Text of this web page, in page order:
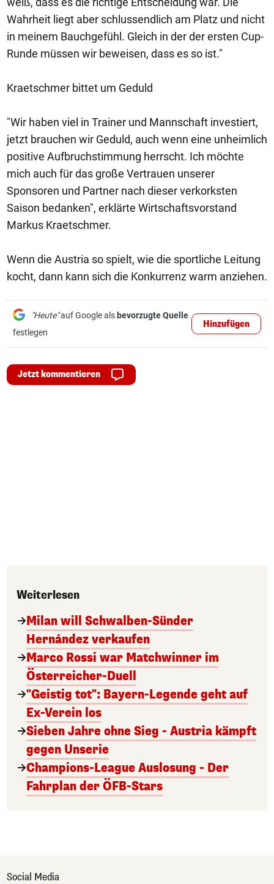
Wahrheit liegt aber schlussendlich am Platz und nicht
in meinem Bauchgefühl. Gleich in der der ersten Cup-
Runde müssen wir beweisen, dass es so ist."
Kraetschmer bittet um Geduld
"Wir haben viel in Trainer und Mannschaft investiert,
jetzt brauchen wir Geduld, auch wenn eine unheimlich
positive Aufbruchstimmung herrscht. Ich möchte
mich auch für das große Vertrauen unserer
Sponsoren und Partner nach dieser verkorksten
Saison bedanken", erklärte Wirtschaftsvorstand
Markus Kraetschmer.
Wenn die Austria so spielt, wie die sportliche Leitung
kocht, dann kann sich die Konkurrenz warm anziehen.
"Heute"auf Google als bevorzugte Quelle
festlegen
Hinzufügen
Jetzt kommentieren
Weiterlesen
Milan will Schwalben-Sünder
Hernández verkaufen
Marco Rossi war Matchwinner im
Österreicher-Duell
"Geistig tot": Bayern-Legende geht auf
Ex-Verein los
Sieben Jahre ohne Sieg - Austria kämpft
gegen Unserie
Champions-League Auslosung - Der
Fahrplan der ÖFB-Stars
Social Media